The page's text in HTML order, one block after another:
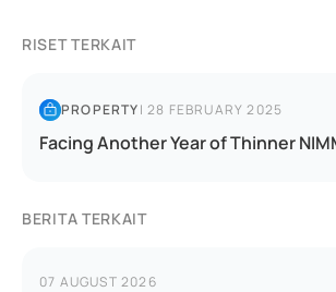
RISET TERKAIT
PROPERTY|28 FEBRUARY 2025
Facing Another Year of Thinner
BERITA TERKAIT
07 AUGUST 2026